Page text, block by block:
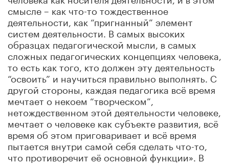
смысле – как что-то тождественное
деятельности, как “пригнанный” элемент
систем деятельности. В самых высоких
образцах педагогической мысли, в самых
сложных педагогических концепциях человека,
то есть как того, кто должен эту деятельность
“освоить” и научиться правильно выполнять. С
другой стороны, каждая педагогика всё время
мечтает о некоем “творческом”,
нетождественном этой деятельности человеке,
мечтает о человеке как субъекте развития, всё
время об этом приговаривает и всё время
пытается внутри самой себя сделать что-то,
что противоречит её основной функции». В